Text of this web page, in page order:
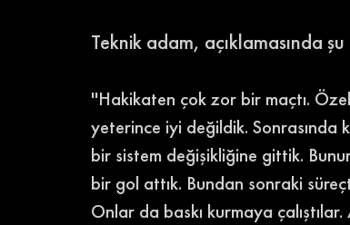
Teknik adam, açıklamasında
''Hakikaten çok zor bir maçtı.
yeterince iyi değildik. Sonrasında
bir sistem değişikliğine gittik.
bir gol attık. Bundan sonraki
Onlar da baskı kurmaya